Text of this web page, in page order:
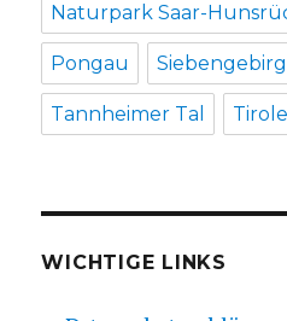
Naturpark Saar-
Pongau
Tannheimer Tal
WICHTIGE LINKS